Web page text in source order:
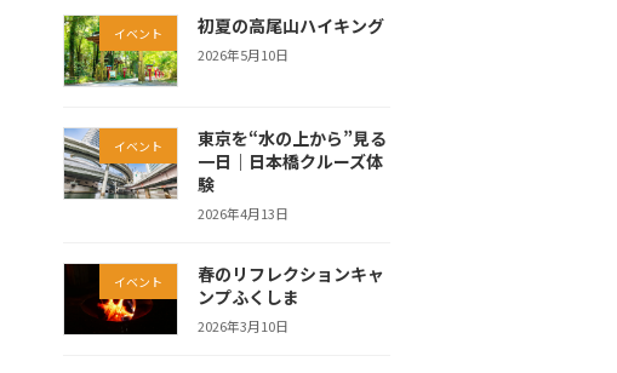
イベント 初夏の高尾山ハイキング
2026年5月10日
イベント
東京を“水の上から”見る
一日｜日本橋クルーズ体
験
2026年4月13日
イベント
春のリフレクションキャ
ンプふくしま
2026年3月10日